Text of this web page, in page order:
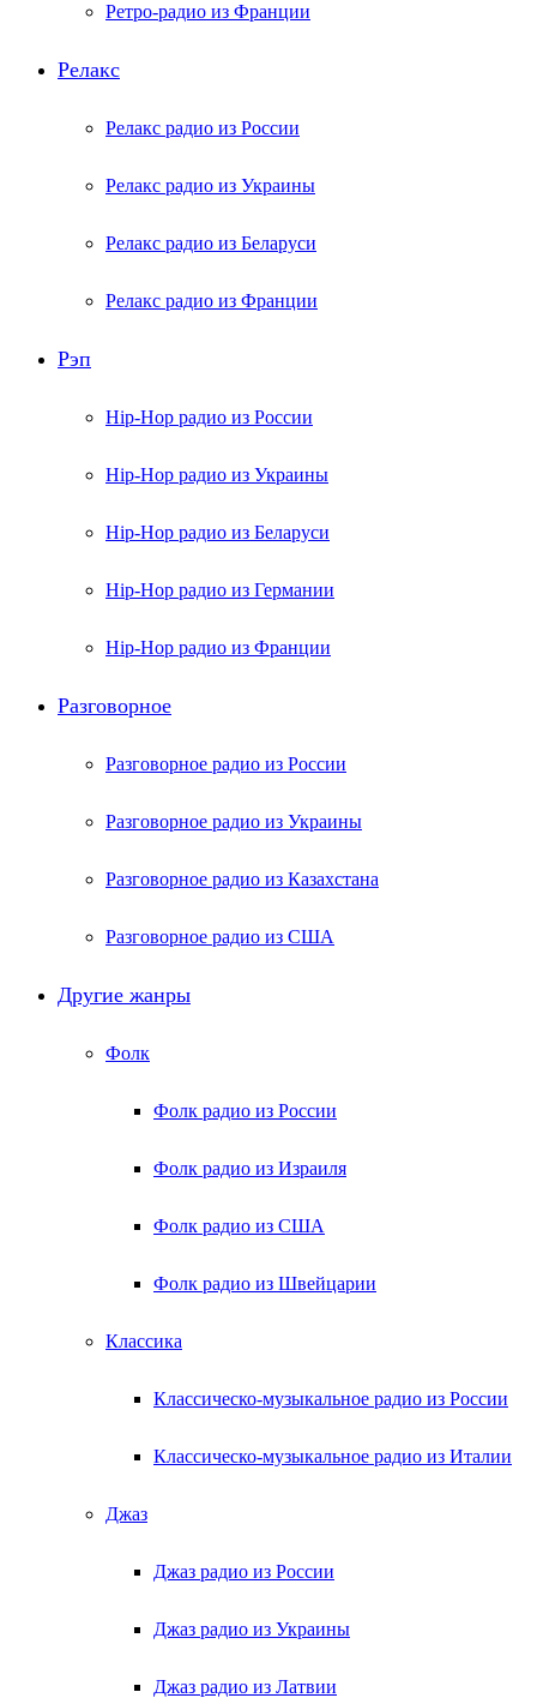
Ретро-радио из Франции
Релакс
Релакс радио из России
Релакс радио из Украины
Релакс радио из Беларуси
Релакс радио из Франции
Рэп
Hip-Hop радио из России
Hip-Hop радио из Украины
Hip-Hop радио из Беларуси
Hip-Hop радио из Германии
Hip-Hop радио из Франции
Разговорное
Разговорное радио из России
Разговорное радио из Украины
Разговорное радио из Казахстана
Разговорное радио из США
Другие жанры
Фолк
Фолк радио из России
Фолк радио из Израиля
Фолк радио из США
Фолк радио из Швейцарии
Классика
Классическо-музыкальное радио из России
Классическо-музыкальное радио из Италии
Джаз
Джаз радио из России
Джаз радио из Украины
Джаз радио из Латвии